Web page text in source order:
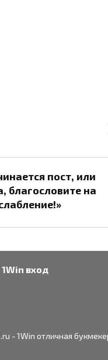
пост, или
благословите на
1Win вход
- 1Win отличная